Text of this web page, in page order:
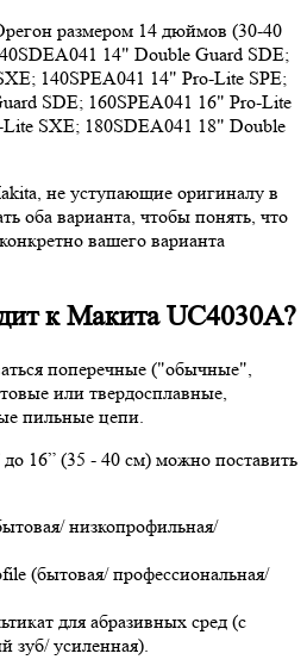
размером 14 дюймов (30-40
14" Double Guard SDE;
140SPEA041 14" Pro-Lite SPE;
SDE; 160SPEA041 16" Pro-Lite
SXE; 180SDEA041 18" Double
не уступающие оригиналу в
оба варианта, чтобы понять, что
вашего варианта
к Макита UC4030A?
поперечные ("обычные",
или твердосплавные,
пильные цепи.
16” (35 - 40 см) можно поставить
низкопрофильная/
(бытовая/ профессиональная/
для абразивных сред (с
зуб/ усиленная).